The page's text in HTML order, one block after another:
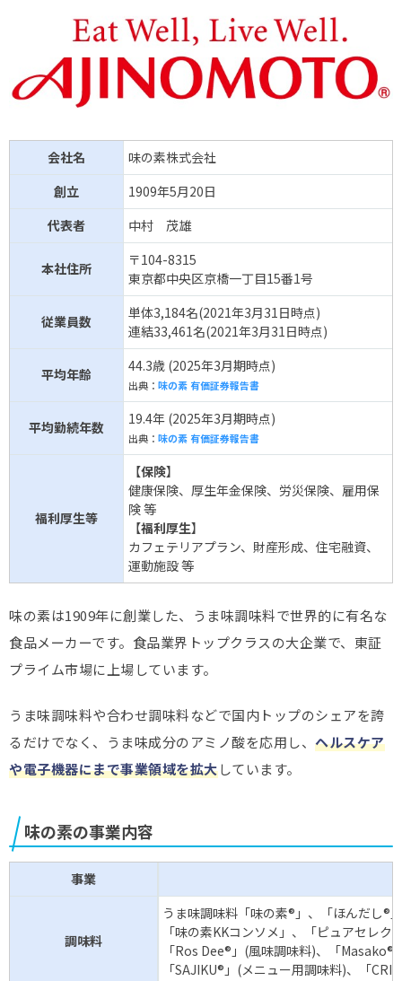
会社名
味の素株式会社
創立
1909年5月20日
代表者
中村 茂雄
本社住所
〒104-8315
東京都中央区京橋一丁目15番1号
従業員数
単体3,184名(2021年3月31日時点)
連結33,461名(2021年3月31日時点)
平均年齢 44.3歳 (2025年3月期時点)
出典： 味の素 有価証券報告書
平均勤続年数 19.4年 (2025年3月期時点)
出典： 味の素 有価証券報告書
福利厚生等
【保険】
健康保険、厚生年金保険、労災保険、雇用保
険 等
【福利厚生】
カフェテリアプラン、財産形成、住宅融資、
運動施設 等
味の素は1909年に創業した、うま味調味料で世界的に有名な
食品メーカーです。食品業界トップクラスの大企業で、東証
プライム市場に上場しています。
うま味調味料や合わせ調味料などで国内トップのシェアを誇
るだけでなく、うま味成分のアミノ酸を応用し、 ヘルスケア
や電子機器にまで事業領域を拡大しています。
味の素の事業内容
事業
調味料
うま味調味料「味の素®」、「ほんだし®
「味の素KKコンソメ」、「ピュアセレク
「Ros Dee®」(風味調味料)、「
「SAJIKU®」(メニュー用調味料)、「